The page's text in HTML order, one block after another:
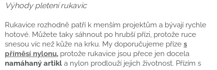
Výhody pletení rukavic
Rukavice rozhodně patří k menším projektům a bývají rychle
hotové. Můžete taky sáhnout po hrubší přízi, protože ruce
snesou víc než kůže na krku. My doporučujeme příze s
příměsí nylonu, protože rukavice jsou přece jen docela
namáhaný artikl a nylon prodlouží jejich životnost. Přízím s